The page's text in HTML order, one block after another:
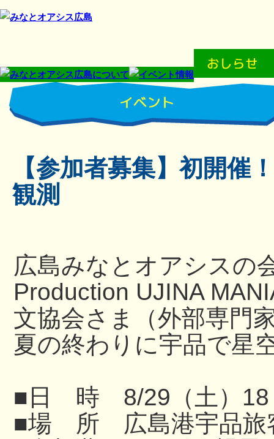
【参加者募集】初開催
観測
広島みなとオアシスの
Production UJINA
文協会さま（外部専門
夏の終わりに宇品で星
■日 時 8/29（土）18
■場 所 広島港宇品旅